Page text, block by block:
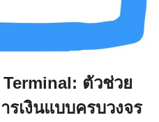
ตัวช่วย
รเงินแบบครบวงจร